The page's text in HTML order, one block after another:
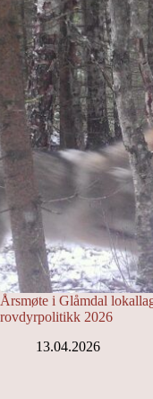
Årsmøte i Glåmdal
rovdyrpolitikk 2026
13.04.2026